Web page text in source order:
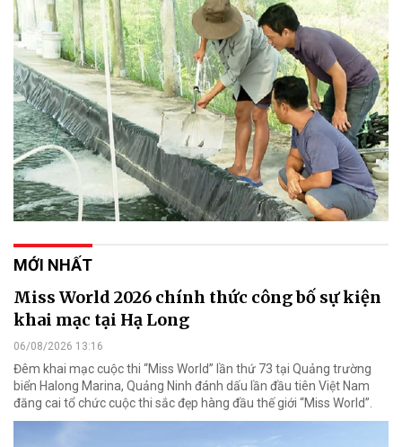
MỚI NHẤT
Miss World 2026 chính thức công bố sự kiện
khai mạc tại Hạ Long
06/08/2026 13:16
Đêm khai mạc cuộc thi “Miss World” lần thứ 73 tại Quảng trường
biển Halong Marina, Quảng Ninh đánh dấu lần đầu tiên Việt Nam
đăng cai tổ chức cuộc thi sắc đẹp hàng đầu thế giới “Miss World”.